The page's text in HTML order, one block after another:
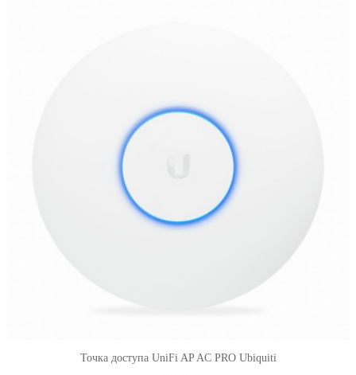
Точка доступа UniFi AP AC PRO Ubiquiti